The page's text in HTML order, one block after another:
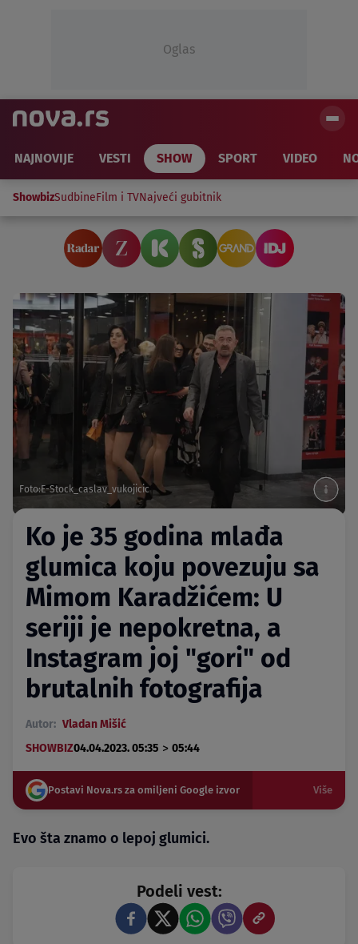
Oglas
NAJNOVIJE VESTI SHOW SPORT VIDEO
ShowbizSudbineFilm i TVNajveći gubitnik
Foto:E-Stock_caslav_vukojicic
Ko je 35 godina mlađa
glumica koju povezuju sa
Mimom Karadžićem: U
seriji je nepokretna, a
Instagram joj "gori" od
brutalnih fotografija
Autor: Vladan Mišić
SHOWBIZ04.04.2023. 05:35 > 05:44
Postavi Nova.rs za omiljeni Google izvor Više
Evo šta znamo o lepoj glumici.
Podeli vest: